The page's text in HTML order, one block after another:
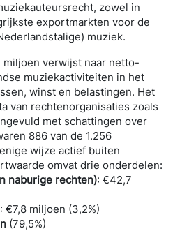
zowel in
exportmarkten voor de
muziek.
verwijst naar netto-
muziekactiviteiten in het
winst en belastingen. Het
van rechtenorganisaties zoals
met schattingen over
886 van de 1.256
wijze actief buiten
omvat drie onderdelen:
naburige rechten): €42,7
: €7,8 miljoen (3,2%)
(79,5%)